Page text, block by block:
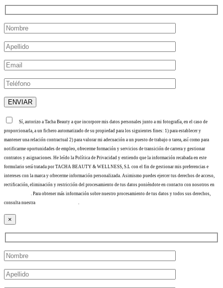
Sí, autorizo a Tacha Beauty a que incorpore mis datos personales junto a mi fotografía, en el caso de
proporcionarla, a un fichero automatizado de su propiedad para los siguientes fines: 1) para establecer y
mantener una relación contractual 2) para valorar mi adecuación a un puesto de trabajo o tarea, así como para
notificarme oportunidades de empleo, ofrecerme formación y servicios de transición de carrera y gestionar
contratos y asignaciones. He leído la Política de Privacidad y entiendo que la información recabada en este
formulario será tratada por TACHA BEAUTY & WELLNESS, S.L con el fin de gestionar mis preferencias e
intereses con la marca y ofrecerme información personalizada. Asimismo puedes ejercer tus derechos de acceso,
rectificación, eliminación y restricción del procesamiento de tus datos poniéndote en contacto con nosotros en
. Para obtener más información sobre nuestro procesamiento de tus datos y todos sus derechos,
consulta nuestra
×